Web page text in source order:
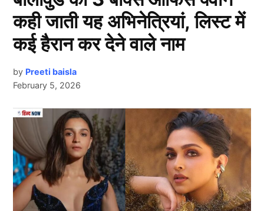
आईपीएल 2026 (IPL 2026) से पहले जिस भारतीय खिलाड़ी ने
संन्यास लिया है वो कोई और नहीं बल्कि क्रिकेट के महानतम
खिलाड़ियों में से एक,रविचंद्रन अश्विन (R Ashwin)हैं, जिन्होंने
Next Article
कही जाती यह अभिनेत्रियां, लिस्ट में
कई हैरान कर देने वाले नाम
by Preeti baisla
February 5, 2026